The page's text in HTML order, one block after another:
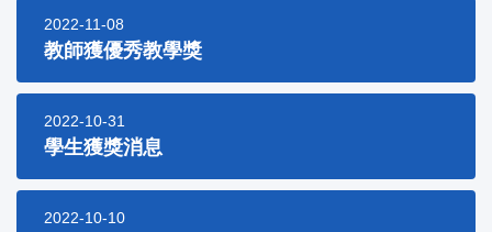
2022-11-08
教師獲優秀教學獎
2022-10-31
學生獲獎消息
2022-10-10